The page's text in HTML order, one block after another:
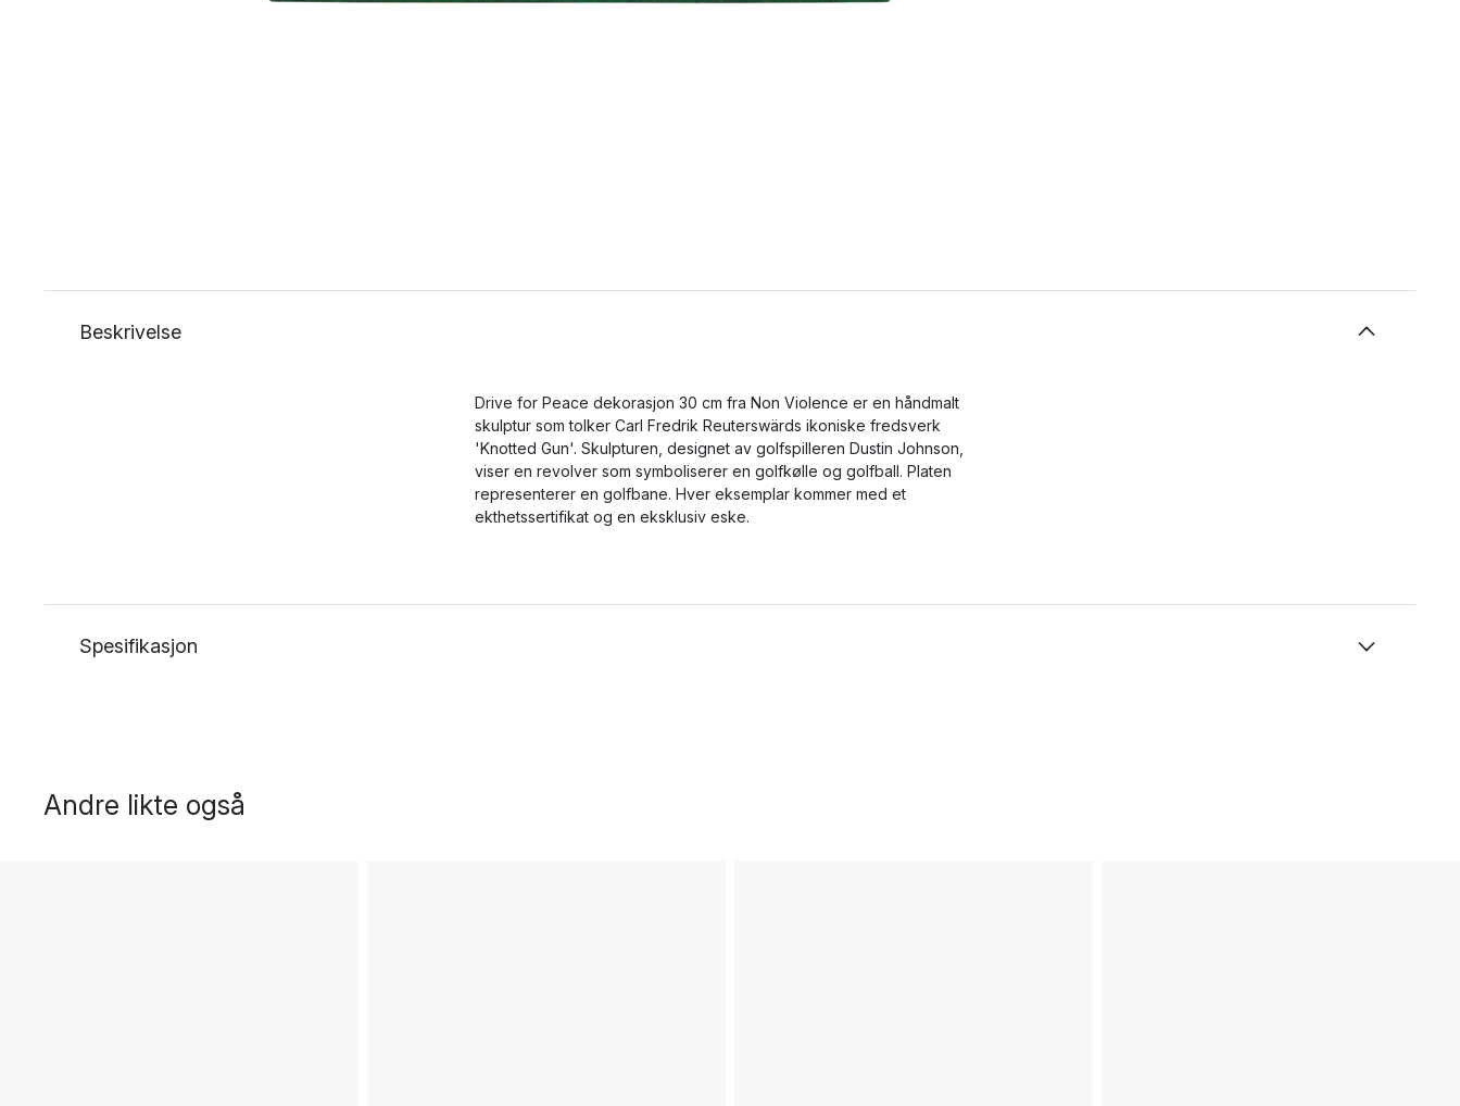
Beskrivelse
Drive for Peace dekorasjon 30 cm fra Non Violence er en håndmalt
skulptur som tolker Carl Fredrik Reuterswärds ikoniske fredsverk
'Knotted Gun'. Skulpturen, designet av golfspilleren Dustin Johnson,
viser en revolver som symboliserer en golfkølle og golfball. Platen
representerer en golfbane. Hver eksemplar kommer med et
ekthetssertifikat og en eksklusiv eske.
Spesifikasjon
Andre likte også